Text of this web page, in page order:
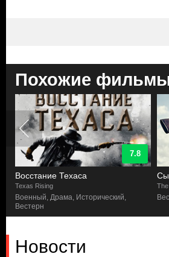
Похожие
7.8
Восстание Техаса
Texas Rising
Военный, Драма, Исторический,
Вестерн
Новости